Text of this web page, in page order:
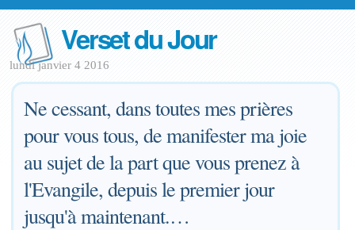
Verset du Jour
lundi janvier 4 2016
Ne cessant, dans toutes mes prières
pour vous tous, de manifester ma joie
au sujet de la part que vous prenez à
l'Evangile, depuis le premier jour
jusqu'à maintenant.…